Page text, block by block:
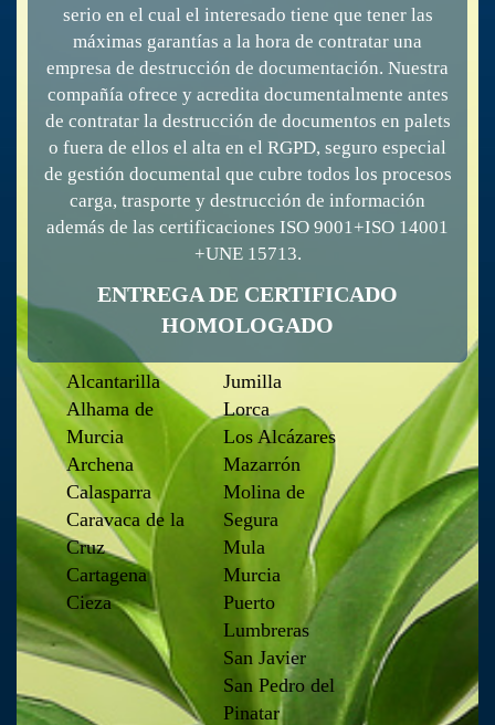
serio en el cual el interesado tiene que tener las
máximas garantías a la hora de contratar una
empresa de destrucción de documentación. Nuestra
compañía ofrece y acredita documentalmente antes
de contratar la destrucción de documentos en palets
o fuera de ellos el alta en el RGPD, seguro especial
de gestión documental que cubre todos los procesos
carga, trasporte y destrucción de información
además de las certificaciones ISO 9001+ISO 14001
+UNE 15713.
ENTREGA DE CERTIFICADO
HOMOLOGADO
Alcantarilla
Alhama de
Murcia
Archena
Calasparra
Caravaca de la
Cruz
Cartagena
Cieza
Jumilla
Lorca
Los Alcázares
Mazarrón
Molina de
Segura
Mula
Murcia
Puerto
Lumbreras
San Javier
San Pedro del
Pinatar